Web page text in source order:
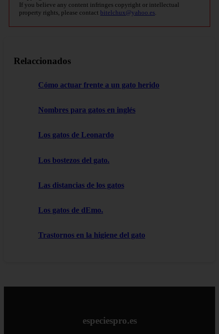
If you believe any content infringes copyright or intellectual
property rights, please contact bitelchux@yahoo.es.
Relaccionados
Cómo actuar frente a un gato herido
Nombres para gatos en inglés
Los gatos de Leonardo
Los bostezos del gato.
Las distancias de los gatos
Los gatos de dEmo.
Trastornos en la higiene del gato
especiespro.es